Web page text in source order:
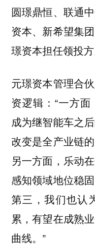
圆璟鼎恒、联通
资本、新希望集
璟资本担任领投方
元璟资本管理合
资逻辑：“一方
成为继智能车之
改变是全产业链
另一方面，乐动
感知领域地位稳
第三，我们也认
累，有望在成熟
曲线。”